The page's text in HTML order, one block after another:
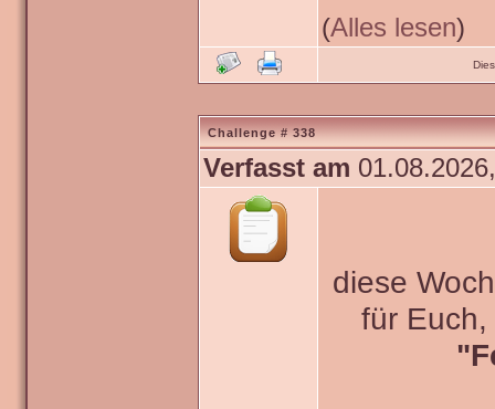
(Alles lesen)
Challenge # 338
Verfasst am
diese
für Euch,